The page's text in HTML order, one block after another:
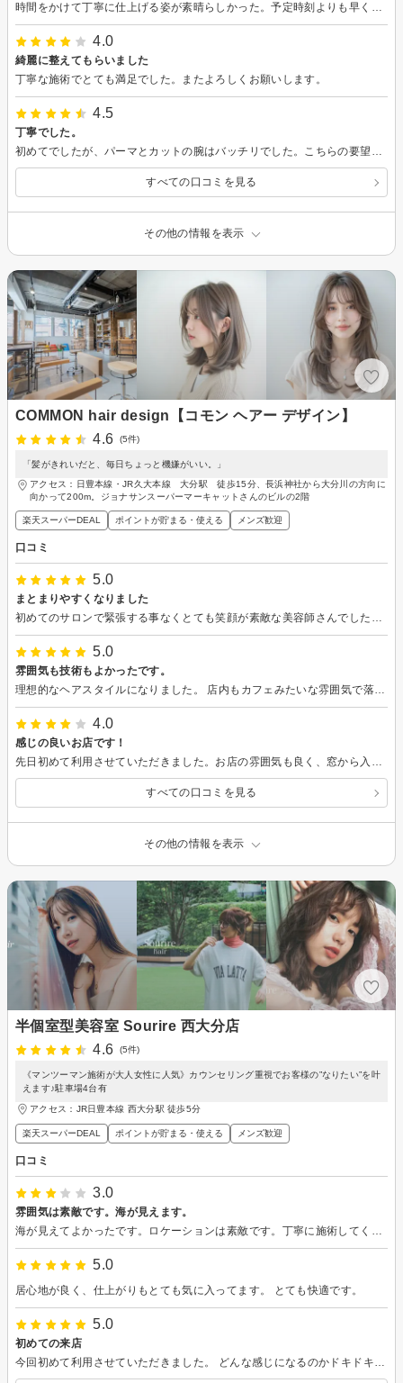
時間をかけて丁寧に仕上げる姿が素晴らしかった。予定時刻よりも早く散髪できて良かったと思う。
4.0
綺麗に整えてもらいました
丁寧な施術でとても満足でした。またよろしくお願いします。
4.5
丁寧でした。
初めてでしたが、パーマとカットの腕はバッチリでした。こちらの要望に合わせてくれて嬉しかったです。
すべての口コミを見る
その他の情報を表示
COMMON hair design【コモン ヘアー デザイン】
4.6
(5件)
「髪がきれいだと、毎日ちょっと機嫌がいい。」
アクセス：日豊本線・JR久大本線 大分駅 徒歩15分、長浜神社から大分川の方向に
向かって200m。ジョナサンスーパーマーキャットさんのビルの2階
楽天スーパーDEAL ポイントが貯まる・使える メンズ歓迎
口コミ
5.0
まとまりやすくなりました
初めてのサロンで緊張する事なくとても笑顔が素敵な美容師さんでした。説明もあってとてもわかりやすく悩みも答えてくださり大変ありがとうございました。今回、施術がたくさんあり長時間でしたが疲れていないですか？と配慮もしてくださり嬉しかったです！また行きたいと思いました！
5.0
雰囲気も技術もよかったです。
理想的なヘアスタイルになりました。 店内もカフェみたいな雰囲気で落ち着いてリラックスして過ごせました。 また、よろしくお願い致します。
4.0
感じの良いお店です！
先日初めて利用させていただきました。お店の雰囲気も良く、窓から入ってくる心地よい風を感じながらリラックスして施術を受けることができました。スタイリストさんのカウンセリングも丁寧で、私の髪の悩みや希望をしっかりと聞いてくださり、安心してお任せできました。カットもイメージ通りで、本当に満足しています。
すべての口コミを見る
その他の情報を表示
半個室型美容室 Sourire 西大分店
4.6
(5件)
《マンツーマン施術が大人女性に人気》カウンセリング重視でお客様の”なりたい”を叶
えます♪駐車場4台有
アクセス：JR日豊本線 西大分駅 徒歩5分
楽天スーパーDEAL ポイントが貯まる・使える メンズ歓迎
口コミ
3.0
雰囲気は素敵です。海が見えます。
海が見えてよかったです。ロケーションは素敵です。丁寧に施術してくださいましたが、せっかく伸ばした髪の毛に上から下まで細かくシャギーを入れすぎて髪の毛が跳ねてボサボサ、過去最高にまとまらない荒れた髪になりました。なりたいイメージの写真を何枚も見せたのに伝わらなかったのは残念です。
5.0
居心地が良く、仕上がりもとても気に入ってます。 とても快適です。
5.0
初めての来店
今回初めて利用させていただきました。 どんな感じになるのかドキドキしながら仕上がりを待っていました。 大満足でした！ 美容室迷子でしたが、これからはこちらを利用させていただこうと思っています！ 素敵に仕上げていただきありがとうございました！